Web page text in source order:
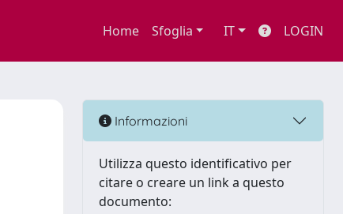
Home Sfoglia IT LOGIN
Informazioni
Utilizza questo identificativo per
citare o creare un link a questo
documento: